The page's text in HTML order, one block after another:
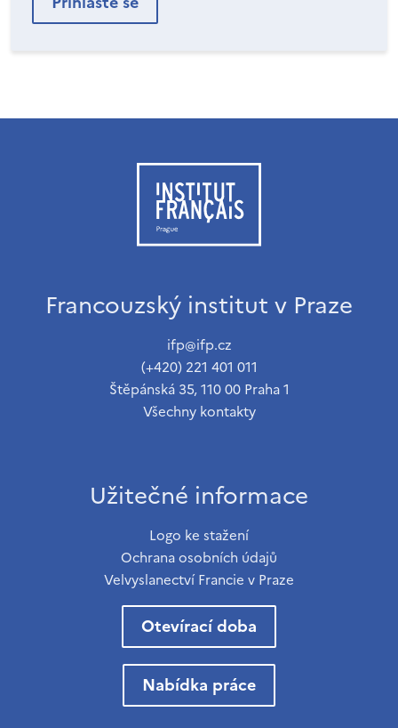
Francouzský institut v Praze
ifp@ifp.cz
(+420) 221 401 011
Štěpánská 35, 110 00 Praha 1
Všechny kontakty
Užitečné informace
Logo ke stažení
Ochrana osobních údajů
Velvyslanectví Francie v Praze
Otevírací doba
Nabídka práce